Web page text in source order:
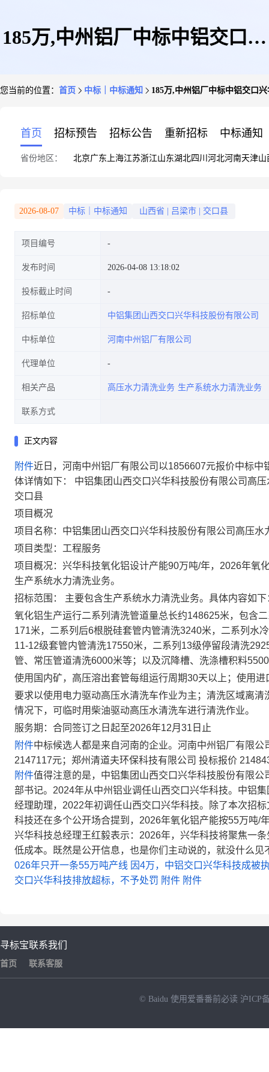
185万,中州铝厂中标中铝交口兴
您当前的位置： 首页 中标｜中标通知 185万,中州铝厂中标中铝交口
首页 招标预告 招标公告 重新招标 中标通知
省份地区： 北京广东 上海江苏浙江山东湖北四川 河北河南天津山
2026-08-07 中标｜中标通知 山西省 吕梁市 交口县
项目编号
发布时间 2026-04-08 13:18:02
投标截止时间
招标单位 中铝集团山西交口兴华科技股份有限公司
中标单位 河南中州铝厂有限公司
代理单位
相关产品 高压水力清洗业务 生产系统水力清洗业务
联系方式
正文内容
附件近日，河南中州铝厂有限公司以1856607元报价中标
体详情如下： 中铝集团山西交口兴华科技股份有限公司高
交口县
项目概况
项目名称：中铝集团山西交口兴华科技股份有限公司高压水
项目类型：工程服务
项目概况：兴华科技氧化铝设计产能90万吨/年，2026年氧
生产系统水力清洗业务。
招标范围： 主要包含生产系统水力清洗业务。具体内容如下
氧化铝生产运行二系列清洗管道量总长约148625米，包含
171米，二系列后6根脱硅套管内管清洗3240米，二系列水
11-12级套管内管清洗17550米，二系列13级停留段清洗
管、常压管道清洗6000米等；以及沉降槽、洗涤槽积料
使用国内矿，高压溶出套管每组运行周期30天以上；使用
要求以使用电力驱动高压水清洗车作业为主；清洗区域离
情况下，可临时用柴油驱动高压水清洗车进行清洗作业。
服务期：合同签订之日起至2026年12月31日止
附件中标候选人都是来自河南的企业。河南中州铝厂有限
2147117元；郑州清道夫环保科技有限公司 投标报价
附件值得注意的是，中铝集团山西交口兴华科技股份有限
部书记。2024年从中州铝业调任山西交口兴华科技。中铝
经理助理，2022年初调任山西交口兴华科技。除了本次招
科技还在多个公开场合提到，2026年氧化铝产能按55万吨/
兴华科技总经理王红毅表示：2026年，兴华科技将聚焦一
低成本。既然是公开信息，也是你们主动说的，就没什么
026年只开一条55万吨产线 因4万，中铝交口兴华科技成被
交口兴华科技排放超标，不予处罚 附件 附件
寻标宝
首页
联系我们
联系客服
© Baidu 使用爱番番前必读 沪ICP